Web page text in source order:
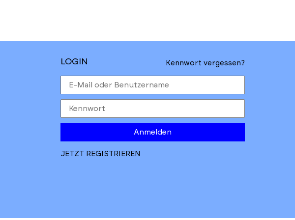
LOGIN Kennwort vergessen?
Anmelden
JETZT REGISTRIEREN